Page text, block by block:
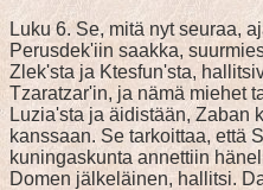
Luku 6. Se, mitä nyt seuraa,
Perusdek'iin saakka,
Zlek'sta ja Ktesfun'sta,
Tzaratzar'in, ja nämä miehet
Luzia'sta ja äidistään, Zaban
kanssaan. Se tarkoittaa, että
kuningaskunta annettiin
Domen jälkeläinen, hallitsi.